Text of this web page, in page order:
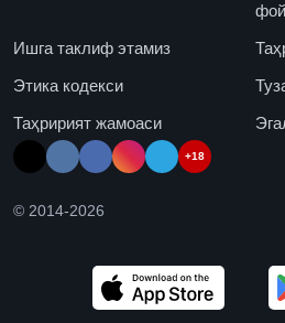
Ишга таклиф этамиз
Этика кодекси
Таҳририят жамоаси
+18
© 2014-2026